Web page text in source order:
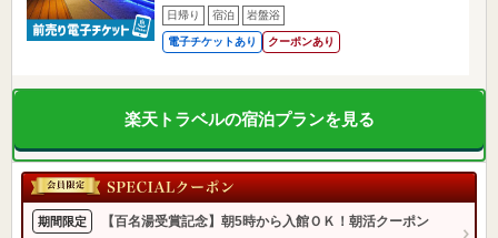
日帰り 宿泊 岩盤浴
電子チケットあり クーポンあり
楽天トラベルの宿泊プランを見る
期間限定 【百名湯受賞記念】朝5時から入館ＯＫ！朝活クーポン